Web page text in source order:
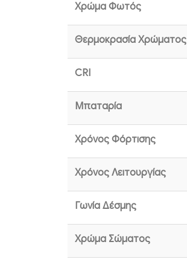
Χρώμα Φωτός
Θερμοκρασία Χρώματος
CRI
Μπαταρία
Χρόνος Φόρτισης
Χρόνος Λειτουργίας
Γωνία Δέσμης
Χρώμα Σώματος